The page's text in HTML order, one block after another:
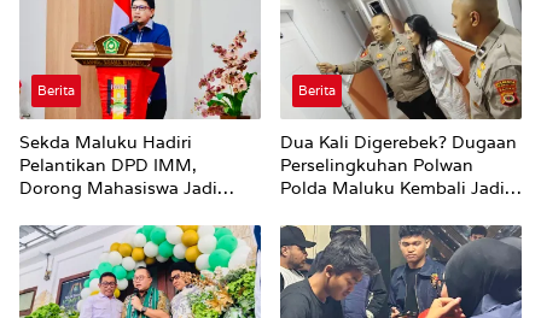
Berita
Sekda Maluku Hadiri
Pelantikan DPD IMM,
Dorong Mahasiswa Jadi
Strategis Pemerintah
Berita
Dua Kali Digerebek? Dugaan
Perselingkuhan Polwan
Polda Maluku Kembali Jadi